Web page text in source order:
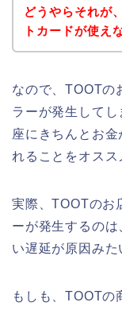
どうやらそれが
トカードが使え
なので、TOOTの
ラーが発生して
座にきちんとお
れることをオスス
実際、TOOTのお
ーが発生するの
い遅延が原因みた
もしも、TOOTの